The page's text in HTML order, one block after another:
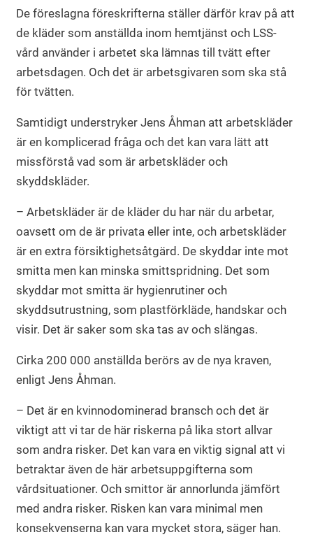
De föreslagna föreskrifterna ställer därför krav på att
de kläder som anställda inom hemtjänst och LSS-
vård använder i arbetet ska lämnas till tvätt efter
arbetsdagen. Och det är arbetsgivaren som ska stå
för tvätten.
Samtidigt understryker Jens Åhman att arbetskläder
är en komplicerad fråga och det kan vara lätt att
missförstå vad som är arbetskläder och
skyddskläder.
– Arbetskläder är de kläder du har när du arbetar,
oavsett om de är privata eller inte, och arbetskläder
är en extra försiktighetsåtgärd. De skyddar inte mot
smitta men kan minska smittspridning. Det som
skyddar mot smitta är hygienrutiner och
skyddsutrustning, som plastförkläde, handskar och
visir. Det är saker som ska tas av och slängas.
Cirka 200 000 anställda berörs av de nya kraven,
enligt Jens Åhman.
– Det är en kvinnodominerad bransch och det är
viktigt att vi tar de här riskerna på lika stort allvar
som andra risker. Det kan vara en viktig signal att vi
betraktar även de här arbetsuppgifterna som
vårdsituationer. Och smittor är annorlunda jämfört
med andra risker. Risken kan vara minimal men
konsekvenserna kan vara mycket stora, säger han.